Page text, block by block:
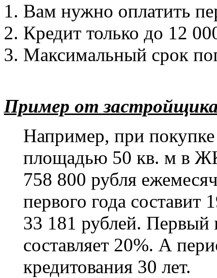
Вам нужно оплатить
Кредит только до 12
Максимальный срок
Пример от
Например, при
площадью 50 кв. м в
758 800 рубля
первого года составит
33 181 рублей. Первый
составляет 20%. А
кредитования 30 лет.